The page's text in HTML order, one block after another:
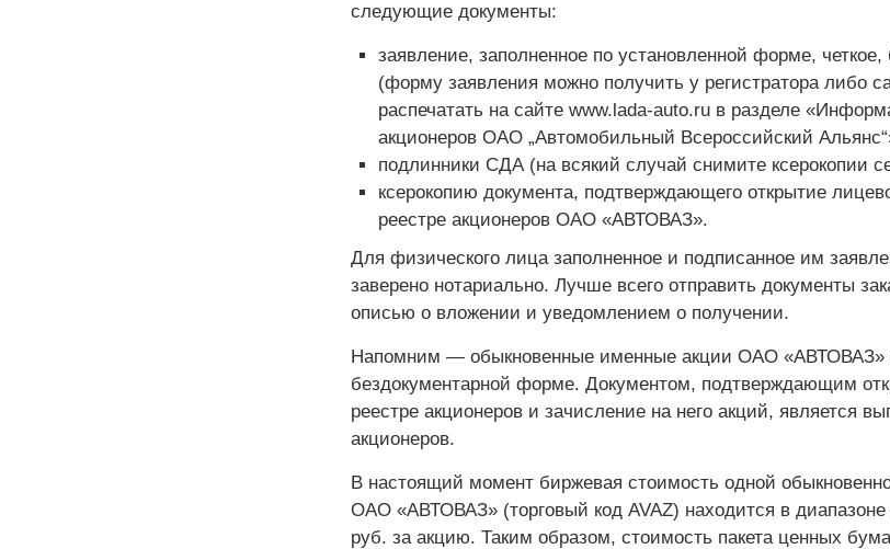
следующие документы:
заявление, заполненное по установленной форме,
(форму заявления можно получить у регистратора либо
распечатать на сайте www.lada-auto.ru в разделе
акционеров ОАО „Автомобильный Всероссийский
подлинники СДА (на всякий случай снимите ксерокопии
ксерокопию документа, подтверждающего открытие
реестре акционеров ОАО «АВТОВАЗ».
Для физического лица заполненное и подписанное им
заверено нотариально. Лучше всего отправить докумен­ты
описью о вложении и уведомлением о получении.
Напомним — обыкновенные именные акции ОАО
бездокументарной форме. Документом, подтверждающим
реестре акционеров и зачисление на него акций, является
акционеров.
В настоящий момент биржевая стоимость одной
ОАО «АВТОВАЗ» (торговый код AVAZ) находится в диапазоне
руб. за акцию. Таким образом, стоимость пакета ценных